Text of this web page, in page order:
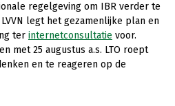
regelgeving om IBR verder te
legt het gezamenlijke plan en
ter internetconsultatie voor.
met 25 augustus a.s. LTO roept
en te reageren op de